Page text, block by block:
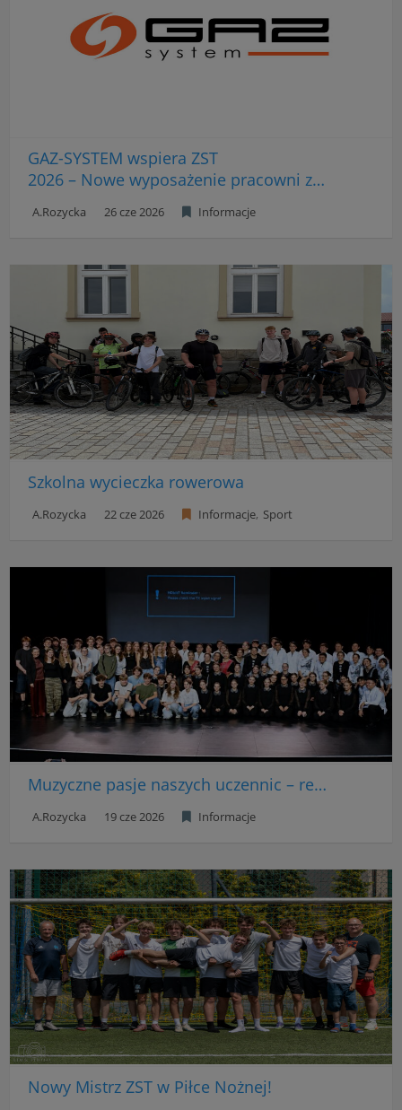
GAZ-SYSTEM wspiera ZST
2026 – Nowe wyposażenie pracowni zawodowych
A.Rozycka 26 cze 2026 Informacje
Szkolna wycieczka rowerowa
A.Rozycka 22 cze 2026 Informacje Sport
Muzyczne pasje naszych uczennic – relacja z koncertu w Mościcach
A.Rozycka 19 cze 2026 Informacje
Nowy Mistrz ZST w Piłce Nożnej!